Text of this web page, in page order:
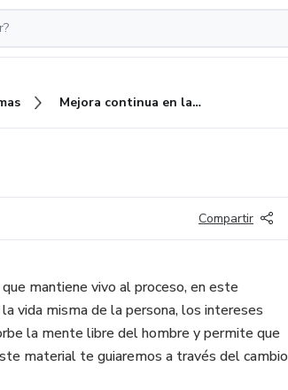
Mejora continua en la vida cotidiana
Compartir
mantiene vivo al proceso, en este
vida misma de la persona, los intereses
la mente libre del hombre y permite que
material te guiaremos a través del cambio